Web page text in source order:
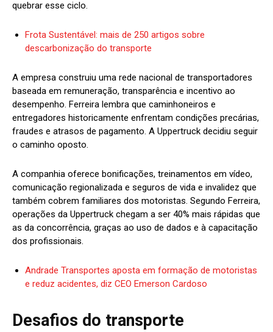
quebrar esse ciclo.
Frota Sustentável: mais de 250 artigos sobre
descarbonização do transporte
A empresa construiu uma rede nacional de transportadores
baseada em remuneração, transparência e incentivo ao
desempenho. Ferreira lembra que caminhoneiros e
entregadores historicamente enfrentam condições precárias,
fraudes e atrasos de pagamento. A Uppertruck decidiu seguir
o caminho oposto.
A companhia oferece bonificações, treinamentos em vídeo,
comunicação regionalizada e seguros de vida e invalidez que
também cobrem familiares dos motoristas. Segundo Ferreira,
operações da Uppertruck chegam a ser 40% mais rápidas que
as da concorrência, graças ao uso de dados e à capacitação
dos profissionais.
Andrade Transportes aposta em formação de motoristas
e reduz acidentes, diz CEO Emerson Cardoso
Desafios do transporte